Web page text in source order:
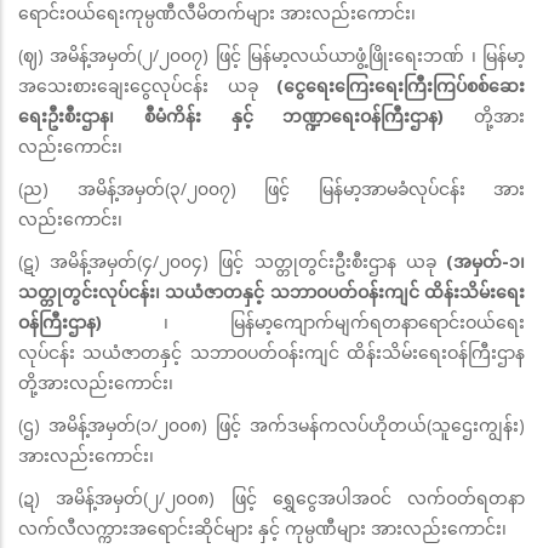
ရောင်းဝယ်ရေးကုမ္ပဏီလီမိတက်များ အားလည်းကောင်း၊
(ဈ) အမိန့်အမှတ်(၂/၂၀၀၇) ဖြင့် မြန်မာ့လယ်ယာဖွံ့ဖြိုးရေးဘဏ် ၊ မြန်မာ့
အသေးစားချေးငွေလုပ်ငန်း ယခု (ငွေရေးကြေးရေးကြီးကြပ်စစ်ဆေး
ရေးဦးစီးဌာန၊ စီမံကိန်း နှင့် ဘဏ္ဍာရေးဝန်ကြီးဌာန) တို့အား
လည်းကောင်း၊
(ည) အမိန့်အမှတ်(၃/၂၀၀၇) ဖြင့် မြန်မာ့အာမခံလုပ်ငန်း အား
လည်းကောင်း၊
(ဋ) အမိန့်အမှတ်(၄/၂၀၀၄) ဖြင့် သတ္တုတွင်းဦးစီးဌာန ယခု (အမှတ်-၁၊
သတ္တုတွင်းလုပ်ငန်း၊ သယံဇာတနှင့် သဘာဝပတ်ဝန်းကျင် ထိန်းသိမ်းရေး
ဝန်ကြီးဌာန) ၊ မြန်မာ့ကျောက်မျက်ရတနာရောင်းဝယ်ရေး
လုပ်ငန်း သယံဇာတနှင့် သဘာဝပတ်ဝန်းကျင် ထိန်းသိမ်းရေးဝန်ကြီးဌာန
တို့အားလည်းကောင်း၊
(ဌ) အမိန့်အမှတ်(၁/၂၀၀၈) ဖြင့် အက်ဒမန်ကလပ်ဟိုတယ်(သူဌေးကျွန်း)
အားလည်းကောင်း၊
(ဍ) အမိန့်အမှတ်(၂/၂၀၀၈) ဖြင့် ရွှေငွေအပါအဝင် လက်ဝတ်ရတနာ
လက်လီလက္ကားအရောင်းဆိုင်များ နှင့် ကုမ္ပဏီများ အားလည်းကောင်း၊